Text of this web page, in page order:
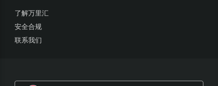
了解万里汇
安全合规
联系我们